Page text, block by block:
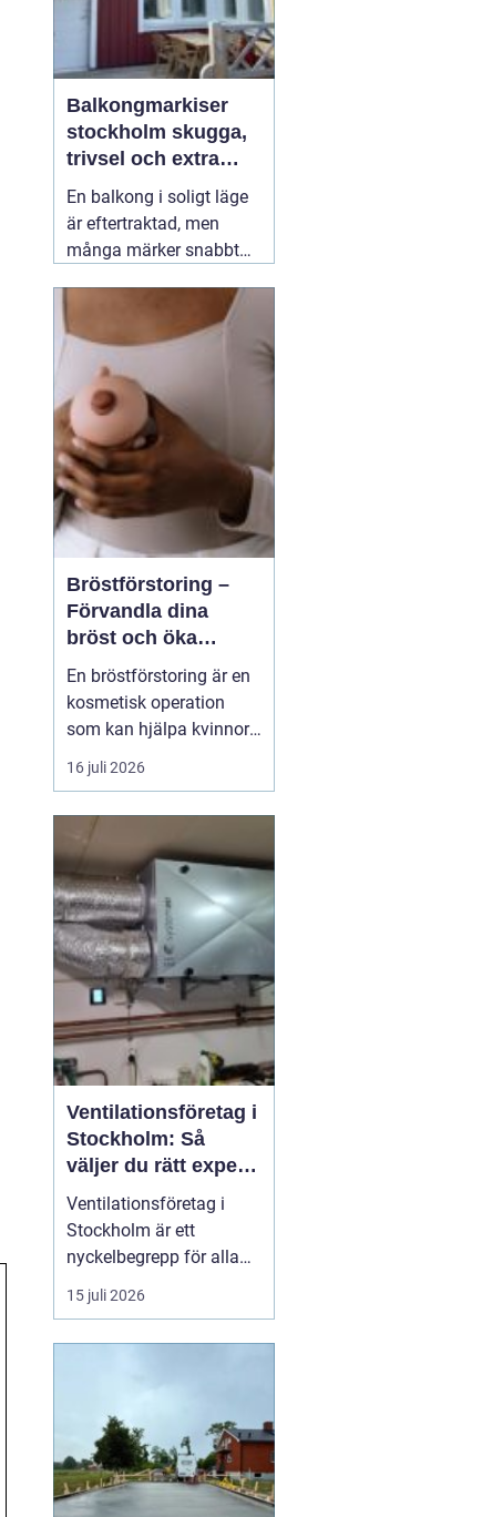
Balkongmarkiser
stockholm skugga,
trivsel och extra
rum utomhus
En balkong i soligt läge
är eftertraktad, men
många märker snabbt
under sommarhalvåret.
Glasräcken, mörka
reflekterande ytor gör att
solen ofta upplevs
starkare i Stockholm än
förväntat. Med
22 juli
2026
Bröstförstoring –
Förvandla dina
bröst och öka
självförtroendet
En bröstförstoring är en
kosmetisk operation
som kan hjälpa kvinnor
att uppnå de bröst de
alltid har drömt om.
om att återställa
volymen efter graviditet
och amning, korrigera
oj&a...
16 juli 2026
Ventilationsföretag i
Stockholm: Så
väljer du rätt expert
på frisk luft
Ventilationsföretag i
Stockholm är ett
nyckelbegrepp för alla
som vill ha bättre
inomhusluft, lägre
söker efter ett kunnigt
företag i huvudstaden
som kan hjälp...
15 juli 2026